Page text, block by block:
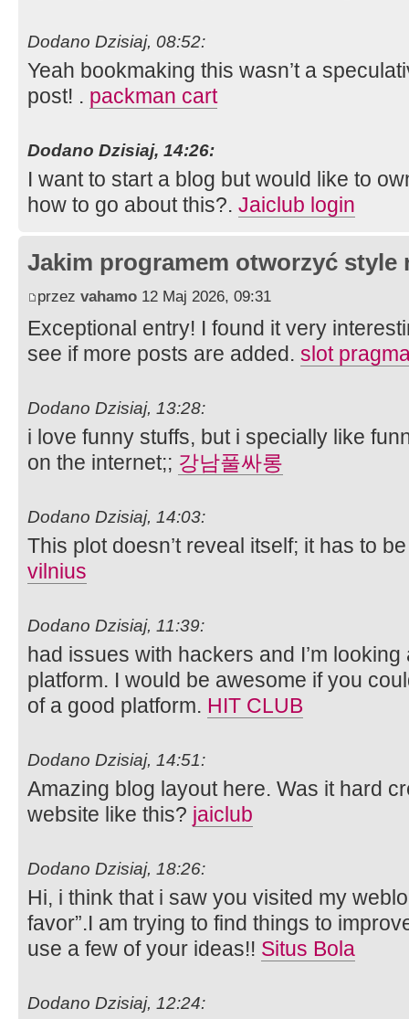
Dodano Dzisiaj, 08:52:
Yeah bookmaking this wasn’t a
post! . packman cart
Dodano Dzisiaj, 14:26:
I want to start a blog but would like to
how to go about this?. Jaiclub login
Jakim programem otworzyć style
przez vahamo 12 Maj 2026, 09:31
Exceptional entry! I found it very
see if more posts are added. slot
Dodano Dzisiaj, 13:28:
i love funny stuffs, but i specially like
on the internet;; 강남풀싸롱
Dodano Dzisiaj, 14:03:
This plot doesn’t reveal itself; it has to
vilnius
Dodano Dzisiaj, 11:39:
had issues with hackers and I’m
platform. I would be awesome if you
of a good platform. HIT CLUB
Dodano Dzisiaj, 14:51:
Amazing blog layout here. Was it hard
website like this? jaiclub
Dodano Dzisiaj, 18:26:
Hi, i think that i saw you visited my
favor”.I am trying to find things to
use a few of your ideas!! Situs Bola
Dodano Dzisiaj, 12:24: